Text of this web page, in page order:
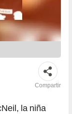
Compartir
la niña